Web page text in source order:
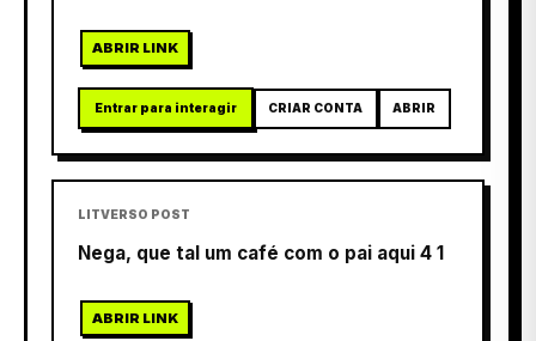
ABRIR LINK
Entrar para interagir CRIAR CONTA ABRIR
LITVERSO POST
Nega, que tal um café com o pai aqui 4 1
ABRIR LINK